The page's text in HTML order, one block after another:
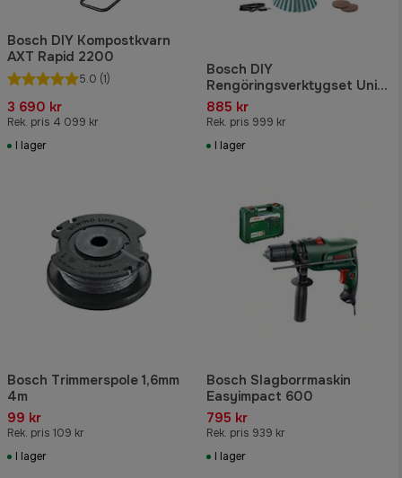
Bosch DIY Kompostkvarn
AXT Rapid 2200
5.0 (1)
3 690 kr
Rek. pris 4 099 kr
I lager
Bosch DIY
Rengöringsverktygset Univ
Brush 3,6V
885 kr
Rek. pris 999 kr
I lager
Bosch Trimmerspole 1,6mm
4m
99 kr
Rek. pris 109 kr
I lager
Bosch Slagborrmaskin
Easyimpact 600
795 kr
Rek. pris 939 kr
I lager